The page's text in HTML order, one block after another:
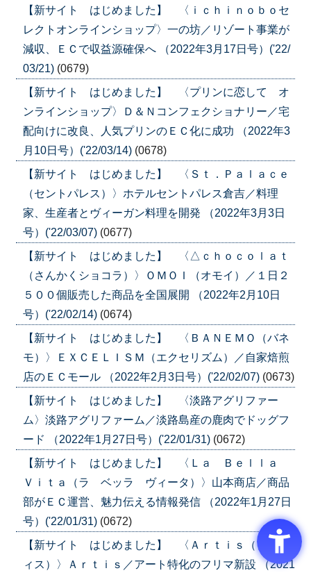
【新サイト はじめました】 〈ｉｃｈｉｎｏｂｏセ
レクトオンラインショップ〉一の坊／リゾート事業が
減収、ＥＣで収益源確保へ （2022年3月17日号）('22/
03/21) (0679)
【新サイト はじめました】 〈プリンに恋して オ
ンラインショップ〉Ｄ＆Ｎコンフェクショナリー／宅
配向けに改良、人気プリンのＥＣ化に成功 （2022年3
月10日号）('22/03/14) (0678)
【新サイト はじめました】 〈Ｓｔ．Ｐａｌａｃｅ
（セントパレス）〉ホテルセントパレス倉吉／料理
家、生産者とヴィーガン料理を開発 （2022年3月3日
号）('22/03/07) (0677)
【新サイト はじめました】 〈△ｃｈｏｃｏｌａｔ
（さんかくショコラ）〉ＯＭＯＩ（オモイ）／１日２
５００個販売した商品を全国展開 （2022年2月10日
号）('22/02/14) (0674)
【新サイト はじめました】 〈ＢＡＮＥＭＯ（バネ
モ）〉ＥＸＣＥＬＩＳＭ（エクセリズム）／自家焙煎
店のＥＣモール （2022年2月3日号）('22/02/07) (0673)
【新サイト はじめました】 〈淡路アグリファー
ム〉淡路アグリファーム／淡路島産の鹿肉でドッグフ
ード （2022年1月27日号）('22/01/31) (0672)
【新サイト はじめました】 〈Ｌａ Ｂｅｌｌａ
Ｖｉｔａ（ラ ベッラ ヴィータ）〉山本商店／商品
部がＥＣ運営、魅力伝える情報発信 （2022年1月27日
号）('22/01/31) (0672)
【新サイト はじめました】 〈Ａｒｔｉｓ（アーテ
ィス）〉Ａｒｔｉｓ／アート特化のフリマ新設 （2021